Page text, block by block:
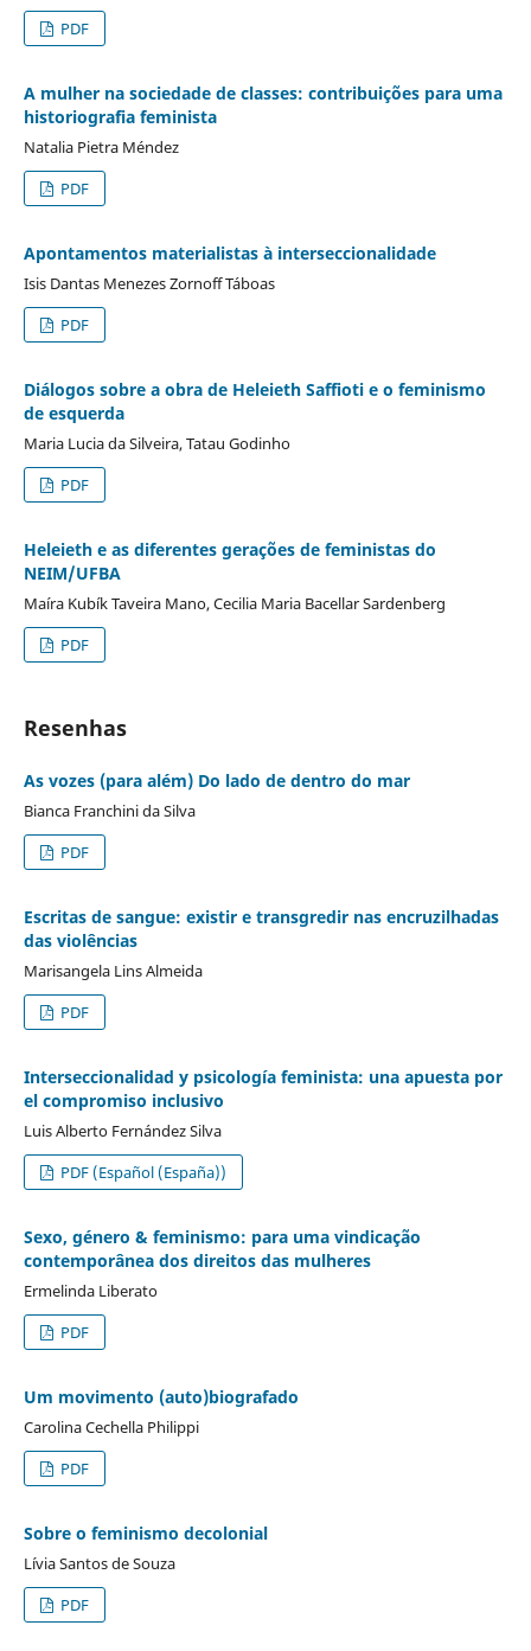
PDF
A mulher na sociedade de classes: contribuições para uma
historiografia feminista
Natalia Pietra Méndez
PDF
Apontamentos materialistas à interseccionalidade
Isis Dantas Menezes Zornoff Táboas
PDF
Diálogos sobre a obra de Heleieth Saffioti e o feminismo
de esquerda
Maria Lucia da Silveira, Tatau Godinho
PDF
Heleieth e as diferentes gerações de feministas do
NEIM/UFBA
Maíra Kubík Taveira Mano, Cecilia Maria Bacellar Sardenberg
PDF
Resenhas
As vozes (para além) Do lado de dentro do mar
Bianca Franchini da Silva
PDF
Escritas de sangue: existir e transgredir nas encruzilhadas
das violências
Marisangela Lins Almeida
PDF
Interseccionalidad y psicología feminista: una apuesta por
el compromiso inclusivo
Luis Alberto Fernández Silva
PDF (Español (España))
Sexo, género & feminismo: para uma vindicação
contemporânea dos direitos das mulheres
Ermelinda Liberato
PDF
Um movimento (auto)biografado
Carolina Cechella Philippi
PDF
Sobre o feminismo decolonial
Lívia Santos de Souza
PDF